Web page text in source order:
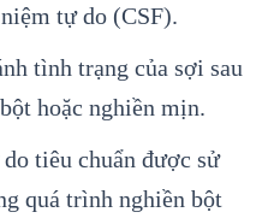
tự do (CSF).
tình trạng của sợi sau
hoặc nghiền mịn.
tiêu chuẩn được sử
quá trình nghiền bột